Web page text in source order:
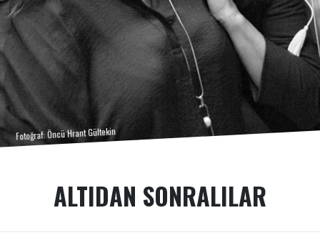
Fotoğraf: Öncü Hrant Gültekin
ALTIDAN SONRALILAR